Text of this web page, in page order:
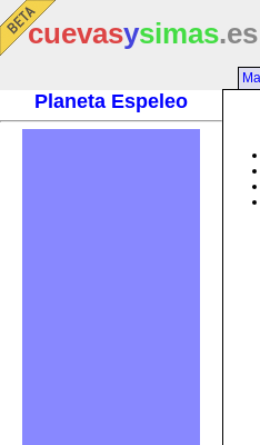
cuevasysimas.es
Planeta Espeleo